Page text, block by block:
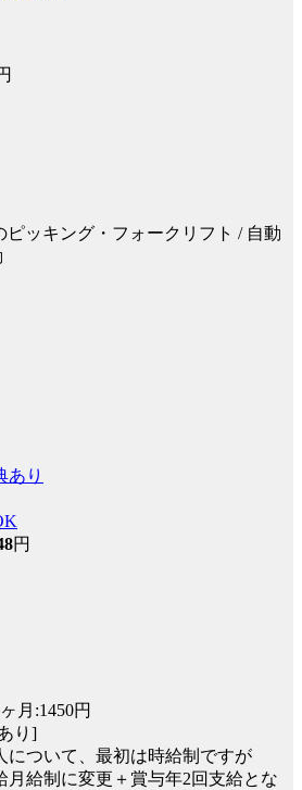
ピッキング・フォークリフト / 自動
あり
円
月:1450円
り]
について、最初は時給制ですが
月給制に変更＋賞与年2回支給とな